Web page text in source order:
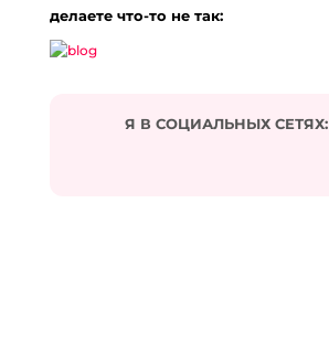
делаете что-то не так:
Я В СОЦИАЛЬНЫХ СЕТЯХ: